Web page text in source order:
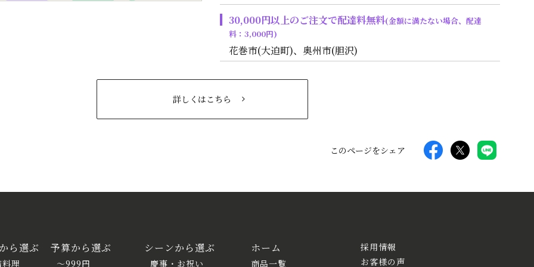
30,000円以上のご注文で配達料無料(金額に満たない場合、配達
料：3,000円)
花巻市(大迫町)、奥州市(胆沢)
詳しくはこちら
このページをシェア
ら選ぶ
理
予算から選ぶ
～999円
シーンから選ぶ
慶事・お祝い
ホーム
商品一覧
採用情報
お客様の声